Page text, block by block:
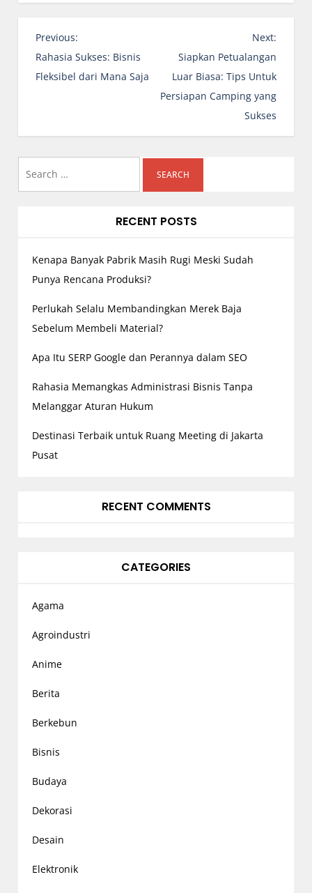
P
o
s
a
i
g
o
n
Previous:
Rahasia Sukses: Bisnis
Fleksibel dari Mana Saja
Next:
Siapkan Petualangan
Luar Biasa: Tips Untuk
Persiapan Camping yang
Sukses
RECENT POSTS
Kenapa Banyak Pabrik Masih Rugi Meski Sudah
Punya Rencana Produksi?
Perlukah Selalu Membandingkan Merek Baja
Sebelum Membeli Material?
Apa Itu SERP Google dan Perannya dalam SEO
Rahasia Memangkas Administrasi Bisnis Tanpa
Melanggar Aturan Hukum
Destinasi Terbaik untuk Ruang Meeting di Jakarta
Pusat
RECENT COMMENTS
CATEGORIES
Agama
Agroindustri
Anime
Berita
Berkebun
Bisnis
Budaya
Dekorasi
Desain
Elektronik